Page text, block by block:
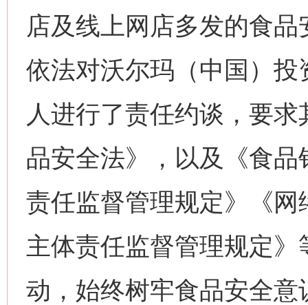
店及线上网店多发的食
依法对沃尔玛（中国）
人进行了责任约谈，要
品安全法》，以及《食
责任监督管理规定》《
主体责任监督管理规定
动，始终树牢食品安全
网上购药对药下症？